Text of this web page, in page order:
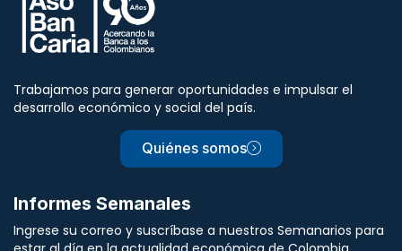
Trabajamos para generar oportunidades e impulsar el
desarrollo económico y social del país.
Quiénes somos
Informes Semanales
Ingrese su correo y suscríbase a nuestros Semanarios para